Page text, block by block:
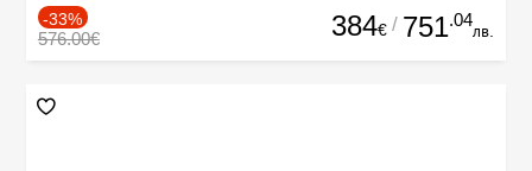
-33%
576.00€ 384€ / 751.04
лв.